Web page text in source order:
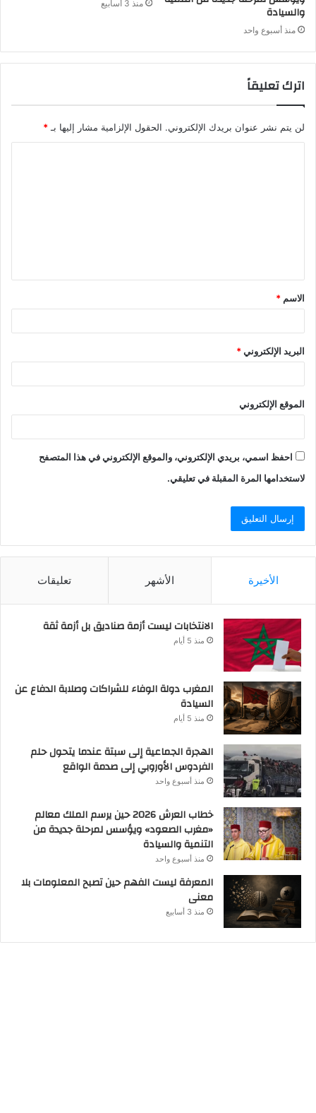
والسيادة
منذ أسبوع واحد
منذ 3 أسابيع
اترك تعليقاً
لن يتم نشر عنوان بريدك الإلكتروني. الحقول الإلزامية مشار إليها بـ*
الاسم *
البريد الإلكتروني*
الموقع الإلكتروني
احفظ اسمي، بريدي الإلكتروني، والموقع الإلكتروني في هذا المتصفح
لاستخدامها المرة المقبلة في تعليقي.
الأخيرة الأشهر تعليقات
الانتخابات ليست أزمة صناديق بل أزمة ثقة
منذ 5 أيام
المغرب دولة الوفاء للشراكات وصلابة الدفاع عن
السيادة
منذ 5 أيام
الهجرة الجماعية إلى سبتة عندما يتحول حلم
الفردوس الأوروبي إلى صدمة الواقع
منذ أسبوع واحد
خطاب العرش 2026 حين يرسم الملك معالم
«مغرب الصعود» ويؤسس لمرحلة جديدة من
التنمية والسيادة
منذ أسبوع واحد
المعرفة ليست الفهم حين تصبح المعلومات بلا
معنى
منذ 3 أسابيع